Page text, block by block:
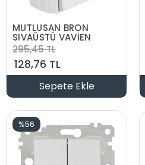
MUTLUSAN BRON
SIVAÜSTÜ VAVİEN
295,45 TL
128,76 TL
Sepete Ekle
%56